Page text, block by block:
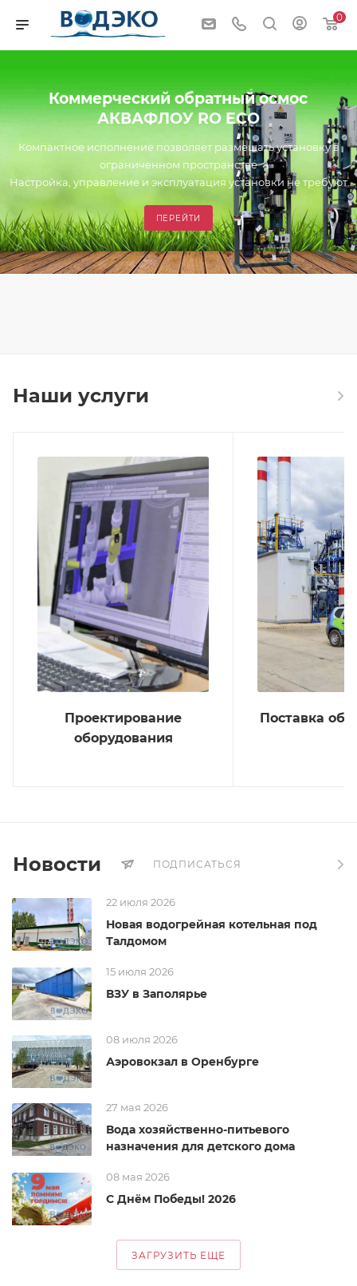
0
Коммерческий обратный осмос
АКВАФЛОУ RO ECO
Компактное исполнение позволяет размещать установку в
ограниченном пространстве
Настройка, управление и эксплуатация установки не требуют
специальной квалификации
Установка подключается к однофазной бытовой сети
электропитания 220В.
ПЕРЕЙТИ
Наши услуги
Проектирование
оборудования
Поставка
Новости ПОДПИСАТЬСЯ
22 июля 2026
Новая водогрейная котельная под
Талдомом
15 июля 2026
ВЗУ в Заполярье
08 июля 2026
Аэровокзал в Оренбурге
27 мая 2026
Вода хозяйственно-питьевого
назначения для детского дома
08 мая 2026
С Днём Победы! 2026
ЗАГРУЗИТЬ ЕЩЕ